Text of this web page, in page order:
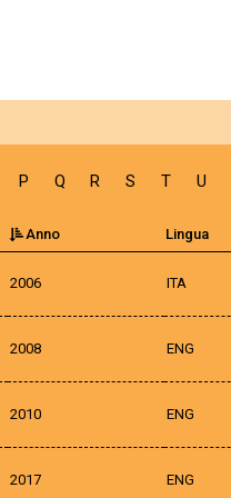
P Q R S T U
Anno Lingua
2006 ITA
2008 ENG
2010 ENG
2017 ENG